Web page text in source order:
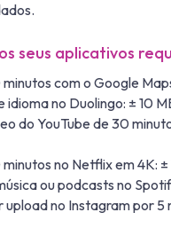
seus aplicativos
com o Google
idioma no Duolingo: ± 10
do YouTube de 30
no Netflix em 4K: ±
ou podcasts no
no Instagram por 5